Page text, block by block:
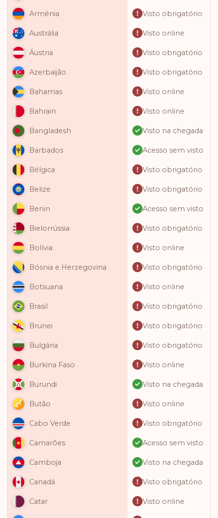
Armênia Visto obrigatório
Austrália Visto online
Áustria Visto obrigatório
Azerbaijão Visto obrigatório
Bahamas Visto online
Bahrain Visto online
Bangladesh Visto na chegada
Barbados Acesso sem visto
Bélgica Visto obrigatório
Belize Visto obrigatório
Benin Acesso sem visto
Bielorrússia Visto obrigatório
Bolívia Visto online
Bósnia e Herzegovina Visto obrigatório
Botsuana Visto online
Brasil Visto obrigatório
Brunei Visto obrigatório
Bulgária Visto obrigatório
Burkina Faso Visto online
Burundi Visto na chegada
Butão Visto online
Cabo Verde Visto obrigatório
Camarões Acesso sem visto
Camboja Visto na chegada
Canadá Visto obrigatório
Catar Visto online